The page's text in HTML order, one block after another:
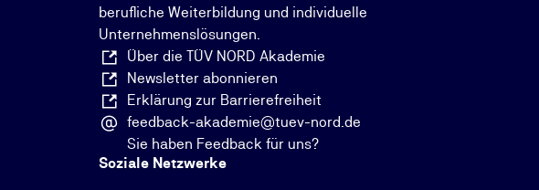
berufliche Weiterbildung und individuelle
Unternehmenslösungen.
Über die TÜV NORD Akademie
Newsletter abonnieren
Erklärung zur Barrierefreiheit
feedback-akademie@tuev-nord.de
Sie haben Feedback für uns?
Soziale Netzwerke